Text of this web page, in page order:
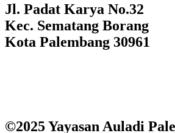
Jl. Padat Karya No.32
Kec. Sematang Borang
Kota Palembang 30961
©2025 Yayasan Auladi